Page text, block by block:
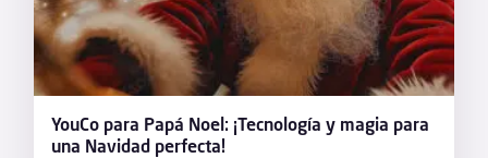
YouCo para Papá Noel: ¡Tecnología y magia para
una Navidad perfecta!